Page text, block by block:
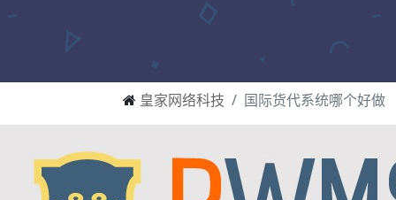
皇家网络科技 国际货代系统哪个好做